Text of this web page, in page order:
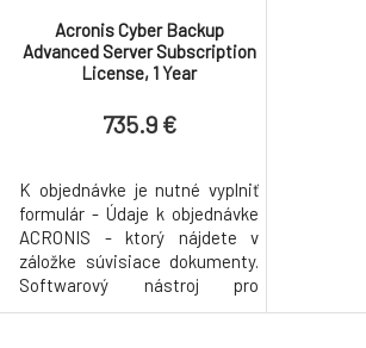
Acronis Cyber Backup
Advanced Server Subscription
License, 1 Year
735.9 €
K objednávke je nutné vyplniť
formulár - Údaje k objednávke
ACRONIS - ktorý nájdete v
záložke súvisiace dokumenty.
Softwarový nástroj pro
zálohování a obnovu serverů